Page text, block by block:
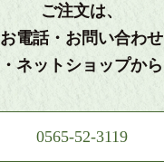
ご注文は、
お電話・お問い合わせ
・ネットショップから
0565-52-3119